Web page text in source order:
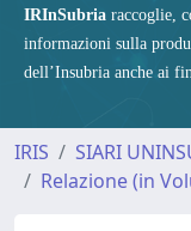
IRInSubria raccoglie,
informazioni sulla
dell’Insubria anche ai
IRIS SIARI
Relazione (in